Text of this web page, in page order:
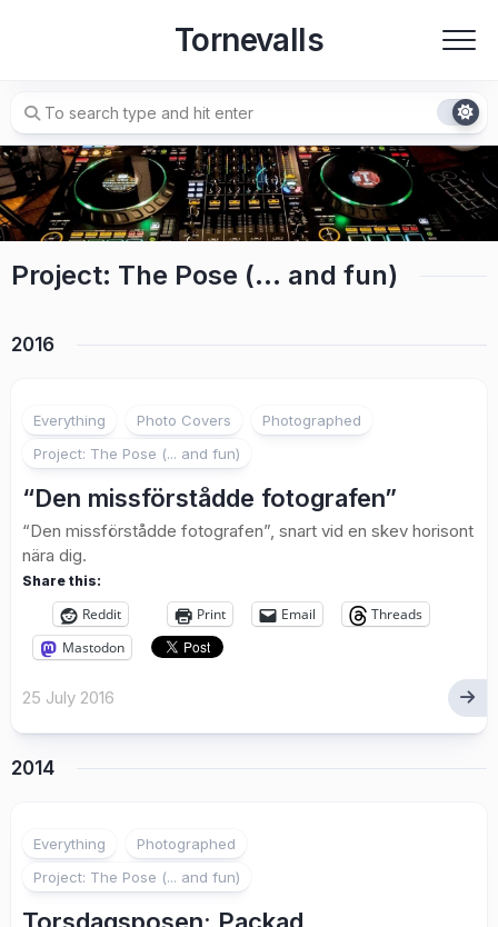
Tornevalls
Project: The Pose (… and fun)
2016
Everything Photo Covers
Photographed
Project: The Pose (... and fun)
“Den missförstådde fotografen”
“Den missförstådde fotografen”, snart vid en skev horisont
nära dig.
Share this:
Reddit Print Email
Threads
Mastodon
25 July 2016
2014
Everything
Photographed
Project: The Pose (... and fun)